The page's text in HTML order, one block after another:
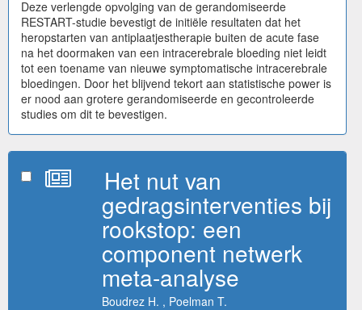
Deze verlengde opvolging van de gerandomiseerde
RESTART-studie bevestigt de initiële resultaten dat het
heropstarten van antiplaatjestherapie buiten de acute fase
na het doormaken van een intracerebrale bloeding niet leidt
tot een toename van nieuwe symptomatische intracerebrale
bloedingen. Door het blijvend tekort aan statistische power is
er nood aan grotere gerandomiseerde en gecontroleerde
studies om dit te bevestigen.
Het nut van
gedragsinterventies bij
rookstop: een
component netwerk
meta-analyse
Boudrez H. , Poelman T.